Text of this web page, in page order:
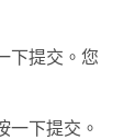
下提交 。您
一下提交 。